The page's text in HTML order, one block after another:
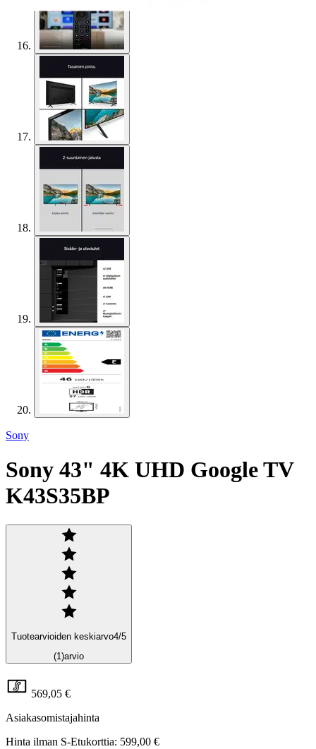
Sony
Sony 43" 4K UHD Google TV
K43S35BP
Tuotearvioiden keskiarvo4/5
(1)arvio
569,05 €
Asiakasomistajahinta
Hinta ilman S-Etukorttia: 599,00 €